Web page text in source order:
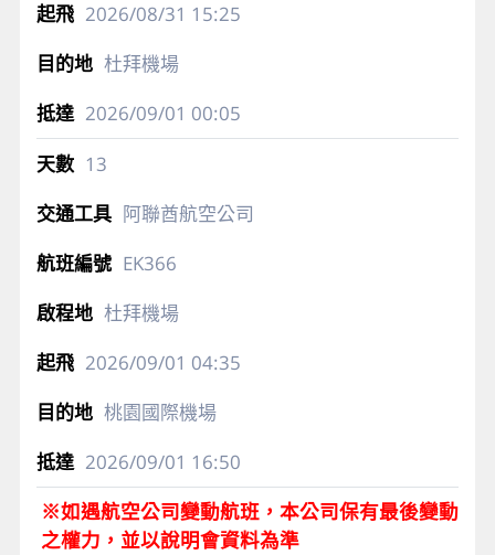
2026/08/31 15:25
杜拜機場
2026/09/01 00:05
13
阿聯酋航空公司
EK366
杜拜機場
2026/09/01 04:35
桃園國際機場
2026/09/01 16:50
※如遇航空公司變動航班，本公司保有最後變動
之權力，並以說明會資料為準